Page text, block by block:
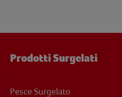
Prodotti Surgelati
Pesce Surgelato